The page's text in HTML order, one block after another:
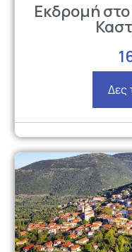
Εκδρομή
Δες